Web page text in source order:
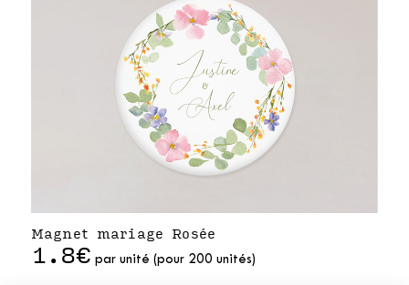
Magnet mariage Rosée
1.8€ par unité (pour 200 unités)